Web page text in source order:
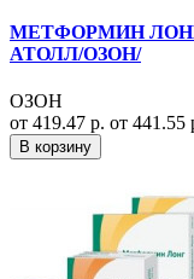
МЕТФОРМИН ЛОНГ
АТОЛЛ/ОЗОН/
ОЗОН
от 419.47 р. от 441.55
В корзину